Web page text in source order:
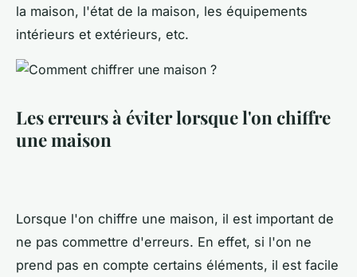
la maison, l'état de la maison, les équipements
intérieurs et extérieurs, etc.
Les erreurs à éviter lorsque l'on chiffre
une maison
Lorsque l'on chiffre une maison, il est important de
ne pas commettre d'erreurs. En effet, si l'on ne
prend pas en compte certains éléments, il est facile